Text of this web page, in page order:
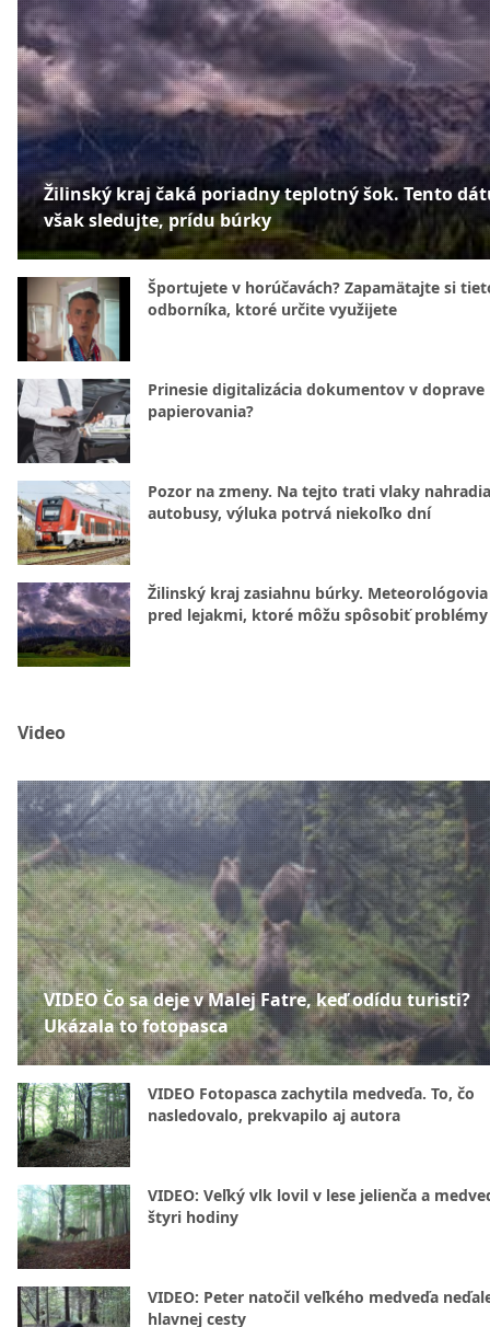
Žilinský kraj čaká poriadny teplotný šok. Tento
však sledujte, prídu búrky
Športujete v horúčavách? Zapamätajte si
odborníka, ktoré určite využijete
Prinesie digitalizácia dokumentov v doprave
papierovania?
Pozor na zmeny. Na tejto trati vlaky nahradia
autobusy, výluka potrvá niekoľko dní
Žilinský kraj zasiahnu búrky.
pred lejakmi, ktoré môžu spôsobiť problémy
Video
VIDEO Čo sa deje v Malej Fatre, keď odídu turisti?
Ukázala to fotopasca
VIDEO Fotopasca zachytila medveďa. To, čo
nasledovalo, prekvapilo aj autora
VIDEO: Veľký vlk lovil v lese jelienča a
štyri hodiny
VIDEO: Peter natočil veľkého medveďa
hlavnej cesty